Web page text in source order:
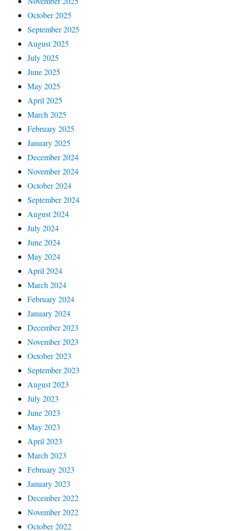
October 2025
September 2025
August 2025
July 2025
June 2025
May 2025
April 2025
March 2025
February 2025
January 2025
December 2024
November 2024
October 2024
September 2024
August 2024
July 2024
June 2024
May 2024
April 2024
March 2024
February 2024
January 2024
December 2023
November 2023
October 2023
September 2023
August 2023
July 2023
June 2023
May 2023
April 2023
March 2023
February 2023
January 2023
December 2022
November 2022
October 2022